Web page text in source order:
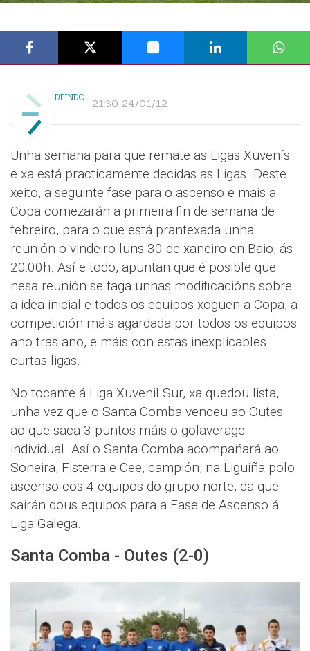
DEINDO 21:30 24/01/12
Unha semana para que remate as Ligas Xuvenís
e xa está practicamente decidas as Ligas. Deste
xeito, a seguinte fase para o ascenso e mais a
Copa comezarán a primeira fin de semana de
febreiro, para o que está prantexada unha
reunión o vindeiro luns 30 de xaneiro en Baio, ás
20:00h. Así e todo, apuntan que é posible que
nesa reunión se faga unhas modificacións sobre
a idea inicial e todos os equipos xoguen a Copa, a
competición máis agardada por todos os equipos
ano tras ano, e máis con estas inexplicables
curtas ligas.
No tocante á Liga Xuvenil Sur, xa quedou lista,
unha vez que o Santa Comba venceu ao Outes
ao que saca 3 puntos máis o golaverage
individual. Así o Santa Comba acompañará ao
Soneira, Fisterra e Cee, campión, na Liguiña polo
ascenso cos 4 equipos do grupo norte, da que
sairán dous equipos para a Fase de Ascenso á
Liga Galega.
Santa Comba - Outes (2-0)